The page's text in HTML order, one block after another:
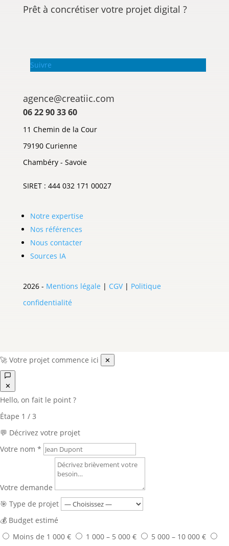
Prêt à concrétiser votre projet digital ?
Suivre
agence@creatiic.com
06 22 90 33 60
11 Chemin de la Cour
79190 Curienne
Chambéry - Savoie
SIRET : 444 032 171 00027
Notre expertise
Nos références
Nous contacter
Sources IA
2026 - Mentions légale | CGV| Politique
confidentialité
🚀 Votre projet commence ici ✕
✕
Hello, on fait le point ?
Étape 1 / 3
💬 Décrivez votre projet
Votre nom *
Votre demande
🎯 Type de projet
💰 Budget estimé
Moins de 1 000 €
1 000 – 5 000 € 5 000 – 10 000 €